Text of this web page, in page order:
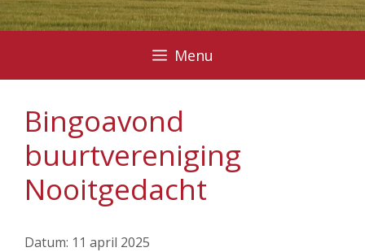
Menu
Bingoavond
buurtvereniging
Nooitgedacht
Datum: 11 april 2025